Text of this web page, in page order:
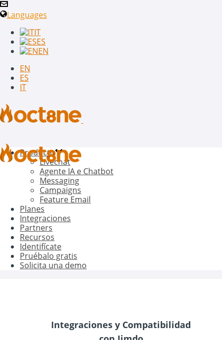
Languages
IT
ES
EN
EN
ES
IT
Producto
Livechat
Agente IA e Chatbot
Messaging
Campaigns
Feature Email
Planes
Integraciones
Partners
Recursos
Identifícate
Pruébalo gratis
Solicita una demo
Integraciones y Compatibilidad